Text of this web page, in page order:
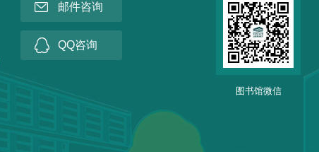
邮件咨询
QQ咨询
图书馆微信